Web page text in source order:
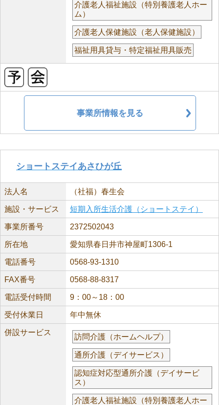
介護老人福祉施設（特別養護老人ホー
ム）
介護老人保健施設（老人保健施設）
福祉用具貸与・特定福祉用具販売
事業所情報を見る
ショートステイあさひが丘
法人名 （社福）春生会
施設・サービス 短期入所生活介護（ショートステイ）
事業所番号 2372502043
所在地 愛知県春日井市神屋町1306-1
電話番号 0568-93-1310
FAX番号 0568-88-8317
電話受付時間 9：00～18：00
受付休業日 年中無休
併設サービス
訪問介護（ホームヘルプ）
通所介護（デイサービス）
認知症対応型通所介護（デイサービ
ス）
介護老人福祉施設（特別養護老人ホー